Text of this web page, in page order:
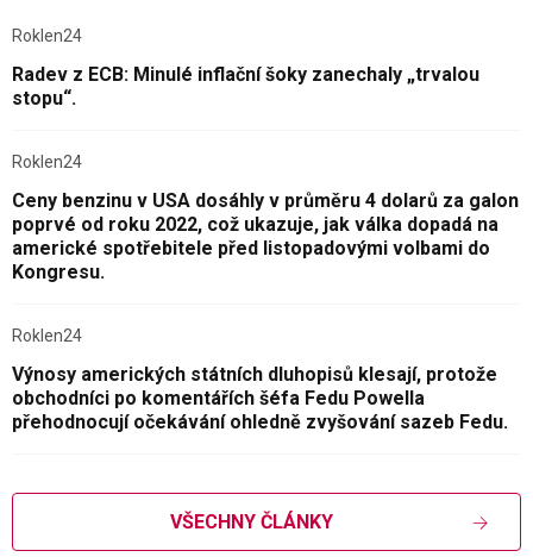
Roklen24
Radev z ECB: Minulé inflační šoky zanechaly „trvalou
stopu“.
Roklen24
Ceny benzinu v USA dosáhly v průměru 4 dolarů za galon
poprvé od roku 2022, což ukazuje, jak válka dopadá na
americké spotřebitele před listopadovými volbami do
Kongresu.
Roklen24
Výnosy amerických státních dluhopisů klesají, protože
obchodníci po komentářích šéfa Fedu Powella
přehodnocují očekávání ohledně zvyšování sazeb Fedu.
VŠECHNY ČLÁNKY